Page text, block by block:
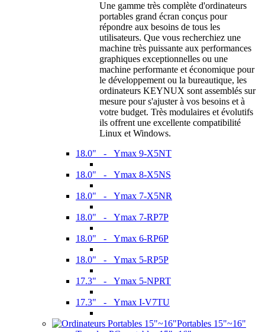
Une gamme très complète d'ordinateurs
portables grand écran conçus pour
répondre aux besoins de tous les
utilisateurs. Que vous recherchiez une
machine très puissante aux performances
graphiques exceptionnelles ou une
machine performante et économique pour
le développement ou la bureautique, les
ordinateurs KEYNUX sont assemblés sur
mesure pour s'ajuster à vos besoins et à
votre budget. Très modulaires et évolutifs
ils offrent une excellente compatibilité
Linux et Windows.
18.0" - Ymax 9-X5NT
18.0" - Ymax 8-X5NS
18.0" - Ymax 7-X5NR
18.0" - Ymax 7-RP7P
18.0" - Ymax 6-RP6P
18.0" - Ymax 5-RP5P
17.3" - Ymax 5-NPRT
17.3" - Ymax I-V7TU
Portables 15"~16"